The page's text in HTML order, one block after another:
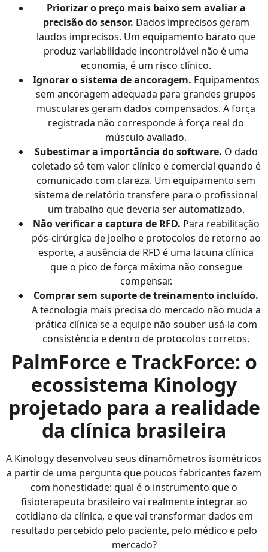
Priorizar o preço mais baixo sem avaliar a
precisão do sensor. Dados imprecisos geram
laudos imprecisos. Um equipamento barato que
produz variabilidade incontrolável não é uma
economia, é um risco clínico.
Ignorar o sistema de ancoragem. Equipamentos
sem ancoragem adequada para grandes grupos
musculares geram dados compensados. A força
registrada não corresponde à força real do
músculo avaliado.
Subestimar a importância do software. O dado
coletado só tem valor clínico e comercial quando é
comunicado com clareza. Um equipamento sem
sistema de relatório transfere para o profissional
um trabalho que deveria ser automatizado.
Não verificar a captura de RFD. Para reabilitação
pós-cirúrgica de joelho e protocolos de retorno ao
esporte, a ausência de RFD é uma lacuna clínica
que o pico de força máxima não consegue
compensar.
Comprar sem suporte de treinamento incluído.
A tecnologia mais precisa do mercado não muda a
prática clínica se a equipe não souber usá-la com
consistência e dentro de protocolos corretos.
PalmForce e TrackForce: o
ecossistema Kinology
projetado para a realidade
da clínica brasileira
A Kinology desenvolveu seus dinamômetros isométricos
a partir de uma pergunta que poucos fabricantes fazem
com honestidade: qual é o instrumento que o
fisioterapeuta brasileiro vai realmente integrar ao
cotidiano da clínica, e que vai transformar dados em
resultado percebido pelo paciente, pelo médico e pelo
mercado?